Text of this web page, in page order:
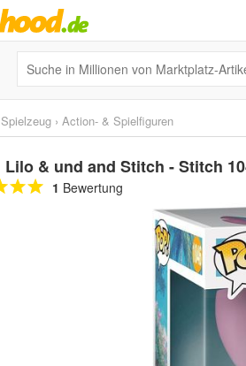
Spielzeug › Action- & Spielfiguren
Lilo & und and Stitch - Stitch
1 Bewertung